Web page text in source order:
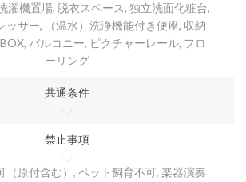
濯機置場, 脱衣スペース, 独立洗面化粧台,
ッサー, （温水）洗浄機能付き便座, 収納
バルコニー, ピクチャーレール, フロ
ーリング
共通条件
禁止事項
（原付含む）, ペット飼育不可, 楽器演奏